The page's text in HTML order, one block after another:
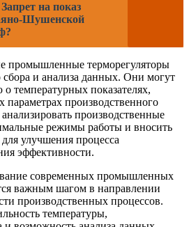
Запрет на показ
Шушенской
промышленные терморегуляторы
и анализа данных. Они могут
температурных показателях,
параметрах производственного
производственные
режимы работы и вносить
улучшения процесса
эффективности.
современных промышленных
важным шагом в направлении
производственных процессов.
температуры,